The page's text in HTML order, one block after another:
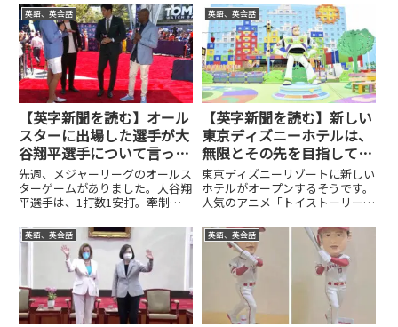
も雪が積もっているようです。実
際、この何日間かは涼しくなって
きたようにも感じます。オリンピ
ック・パラリンピックが終わる
の...
いるようで…。今日は、聖火が東
京に到着したという記事を読んで
いきます。それでは、記事に入っ
ていきます。The Olymp...
英語、英会話
【英字新聞を読む】オール
スターに出場した選手が大
谷翔平選手について言った
こと！高い評価！
先週、メジャーリーグのオールス
ターゲームがありました。大谷翔
平選手は、1打数1安打。牽制球
は、先頭打者で、先発投手で、ホ
ームランダービーにも出場してい
ました。今年は、打者だけで出場
し、ゆっくり楽しんでいた感じ
が...
英語、英会話
【英字新聞を読む】新しい
東京ディズニーホテルは、
無限とその先を目指してい
ます！
東京ディズニーリゾートに新しい
ホテルがオープンするそうです。
人気のアニメ「トイストーリー」
に開業するということです。そし
て、火曜日にメディアに発表され
た。今日はこの話題を取り上げよ
うと思います。まずは記事全体
英語、英会話 英語、英会話